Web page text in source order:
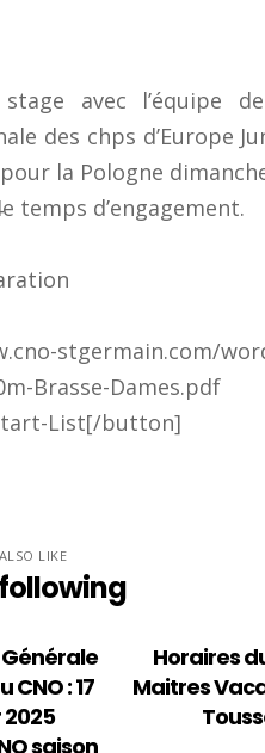
avec l’équipe
des chps d’Europe
la Pologne
temps d’engagement.
200m-Brasse-
List[/button]
LIKE
: 17
Horaires
Maitres
saison
Ecole
Natation
Water-